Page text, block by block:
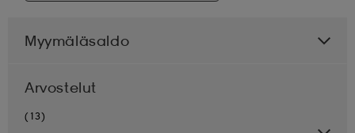
Myymäläsaldo
Arvostelut
(13)